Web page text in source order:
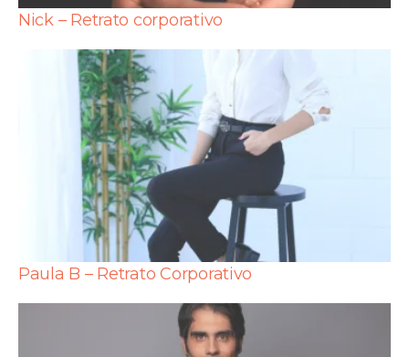
Nick – Retrato corporativo
Paula B – Retrato Corporativo